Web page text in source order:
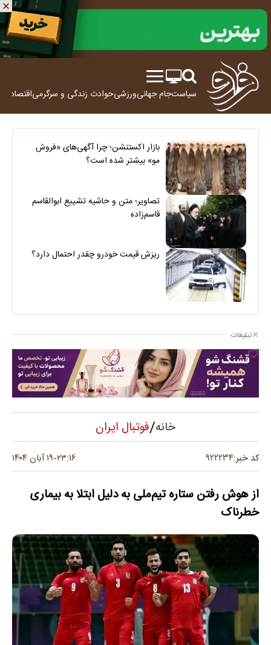
سیاستجام جهانیورزشیحوادث زندگی و سرگرمیاقتصاد
بازار اکستنشن؛ چرا آگهی‌های «فروش
مو» بیشتر شده است؟
تصاویر؛ متن و حاشیه تشییع ابوالقاسم
قاسم‌زاده
ریزش قیمت خودرو چقدر احتمال دارد؟
تبلیغات
خانه/فوتبال ایران
کد خبر:۹۲۲۲۳۴ ۲۳:۱۶-۱۹ آبان ۱۴۰۴
از هوش رفتن ستاره تیم‌ملی به دلیل ابتلا به بیماری
خطرناک